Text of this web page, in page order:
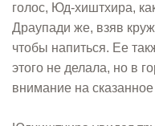
голос, Юд-хиштхира,
Драупади же, взяв
чтобы напиться. Ее
этого не делала, но в
внимание на